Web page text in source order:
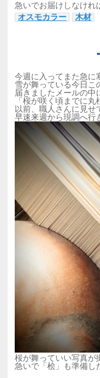
急いでお届けしなけれ
オスモカラー
木材
今週に入ってまた急に
雪が舞っている今日こ
届きましたメールの中
「桜が咲く頃までに
以前、職人さんに見せ
早速来週から現調へ行
桜が舞っていい写真が
急いで「桧」も準備し